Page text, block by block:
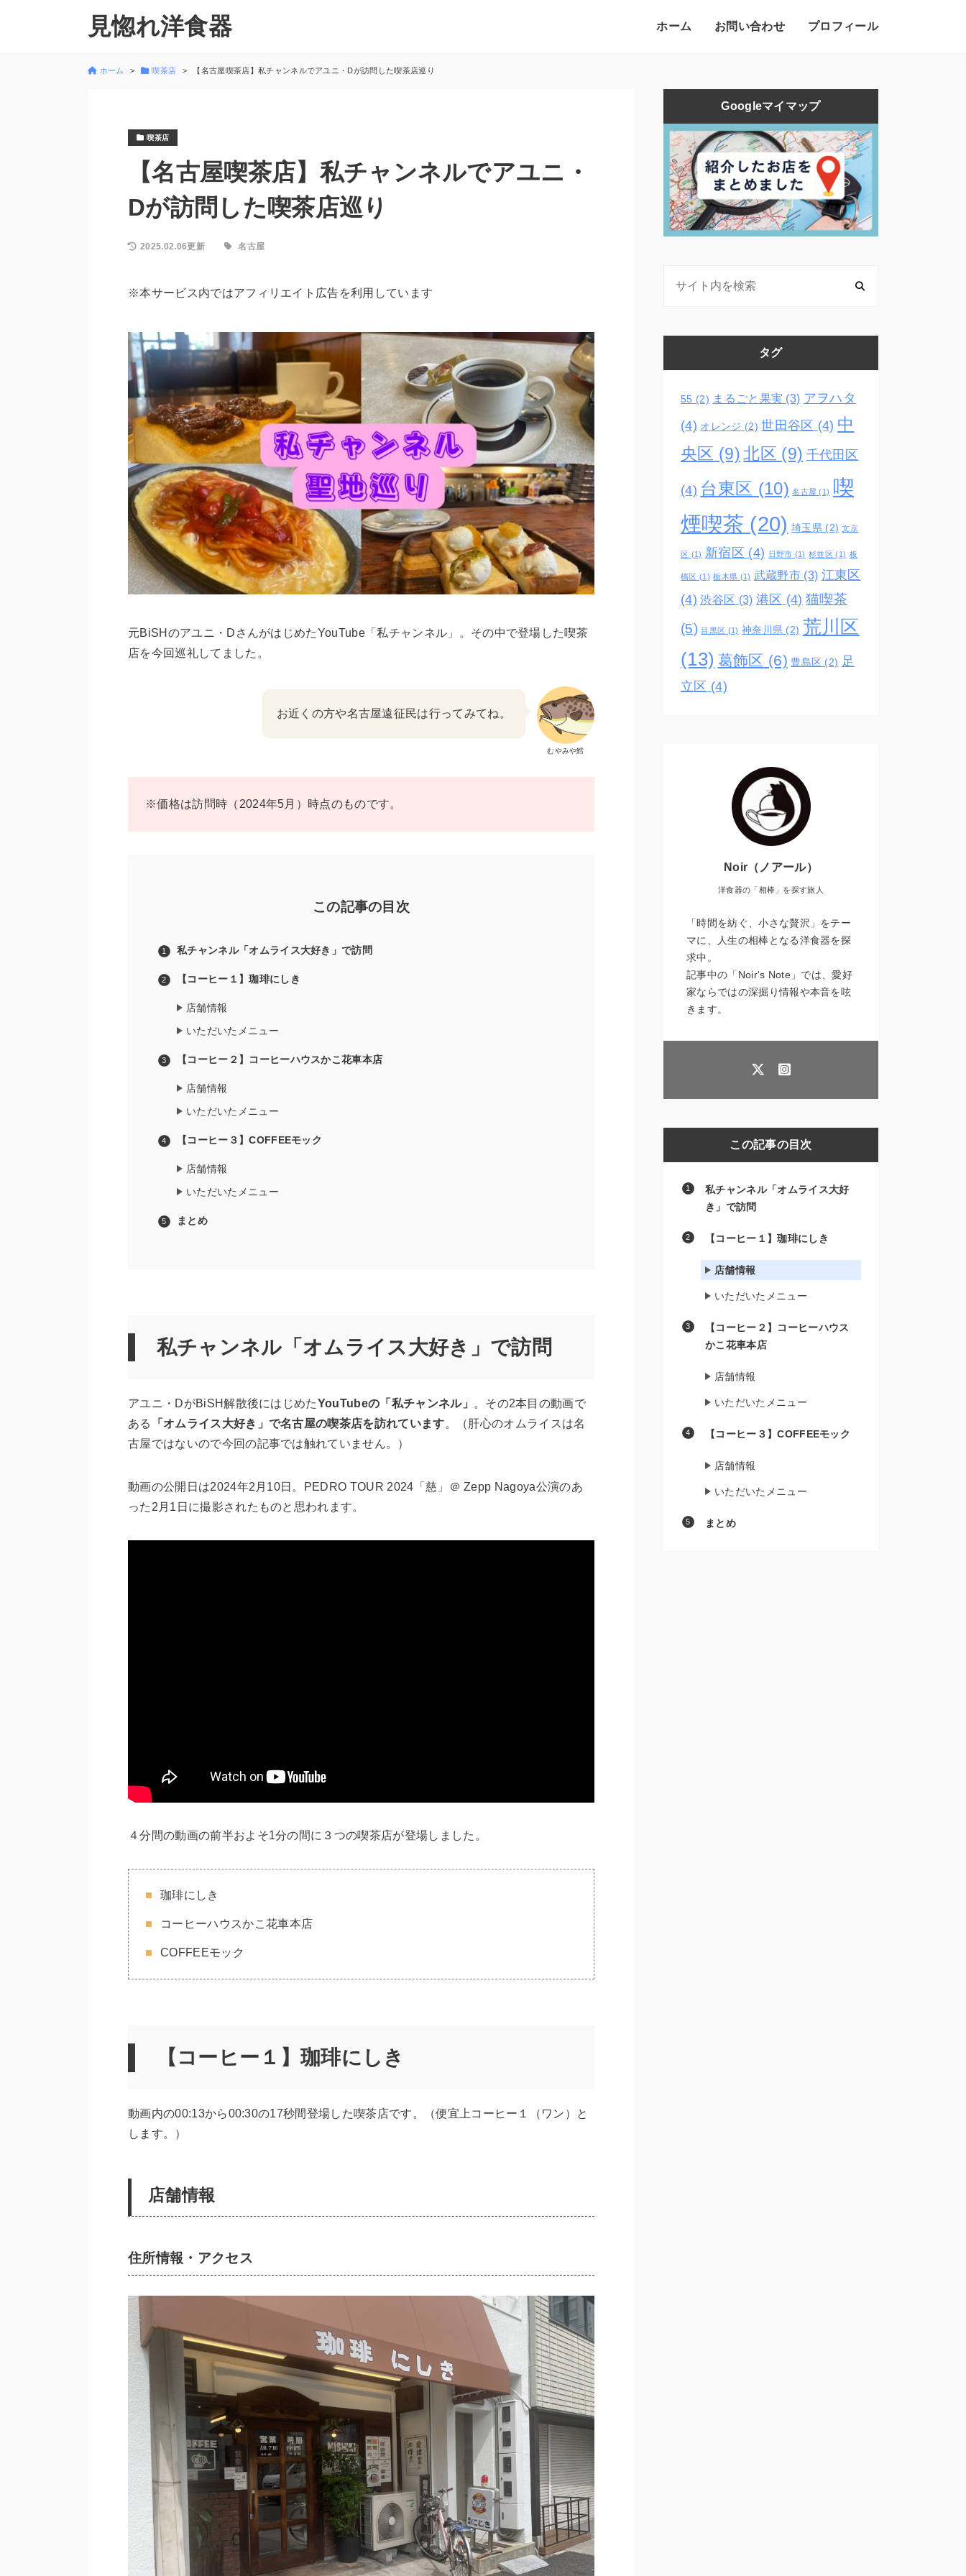
見惚れ洋食器 ホーム お問い合わせ プロフィール
ホーム 喫茶店 【名古屋喫茶店】私チャンネルでアユニ・Dが訪問した喫茶店巡り
喫茶店
【名古屋喫茶店】私チャンネルでアユニ・
Dが訪問した喫茶店巡り
2025.02.06更新 名古屋
※本サービス内ではアフィリエイト広告を利用しています
元BiSHのアユニ・DさんがはじめたYouTube「私チャンネル」。その中で登場した喫茶
店を今回巡礼してました。
むやみや鱈
お近くの方や名古屋遠征民は行ってみてね。
※価格は訪問時（2024年5月）時点のものです。
この記事の目次
私チャンネル「オムライス大好き」で訪問
【コーヒー１】珈琲にしき
店舗情報
いただいたメニュー
【コーヒー２】コーヒーハウスかこ花車本店
店舗情報
いただいたメニュー
【コーヒー３】COFFEEモック
店舗情報
いただいたメニュー
まとめ
私チャンネル「オムライス大好き」で訪問
アユニ・DがBiSH解散後にはじめたYouTubeの「私チャンネル」
。その2本目の動画で
ある
「オムライス大好き」で名古屋の喫茶店を訪れています。（肝心のオムライスは名
古屋ではないので今回の記事では触れていません。）
動画の公開日は2024年2月10日。PEDRO TOUR 2024「慈」＠ Zepp Nagoya公演のあ
った2月1日に撮影されたものと思われます。
４分間の動画の前半およそ1分の間に３つの喫茶店が登場しました。
珈琲にしき
コーヒーハウスかこ花車本店
COFFEEモック
【コーヒー１】珈琲にしき
動画内の00:13から00:30の17秒間登場した喫茶店です。（便宜上コーヒー１（ワン）と
します。）
店舗情報
住所情報・アクセス
Googleマイマップ
タグ
55 (2) まるごと果実 (3) アヲハタ
(4) オレンジ (2) 世田谷区 (4) 中
央区 (9) 北区 (9) 千代田区
(4) 台東区 (10) 名古屋 (1) 喫
煙喫茶 (20) 埼玉県 (2) 文京
区 (1) 新宿区 (4) 日野市 (1) 杉並区 (1) 板
橋区 (1) 栃木県 (1) 武蔵野市 (3) 江東区
(4) 渋谷区 (3) 港区 (4) 猫喫茶
(5) 目黒区 (1) 神奈川県 (2) 荒川区
(13) 葛飾区 (6) 豊島区 (2) 足
立区 (4)
Noir（ノアール）
洋食器の「相棒」を探す旅人
「時間を紡ぐ、小さな贅沢」をテー
マに、人生の相棒となる洋食器を探
求中。
記事中の「Noir's Note」では、愛好
家ならではの深掘り情報や本音を呟
きます。
この記事の目次
私チャンネル「オムライス大好
き」で訪問
【コーヒー１】珈琲にしき
店舗情報
いただいたメニュー
【コーヒー２】コーヒーハウス
かこ花車本店
店舗情報
いただいたメニュー
【コーヒー３】COFFEEモック
店舗情報
いただいたメニュー
まとめ